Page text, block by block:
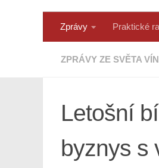
Zprávy Praktické
ZPRÁVY ZE SVĚTA
Letošní
byznys s